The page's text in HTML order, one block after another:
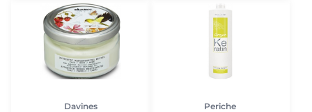
Davines
Periche